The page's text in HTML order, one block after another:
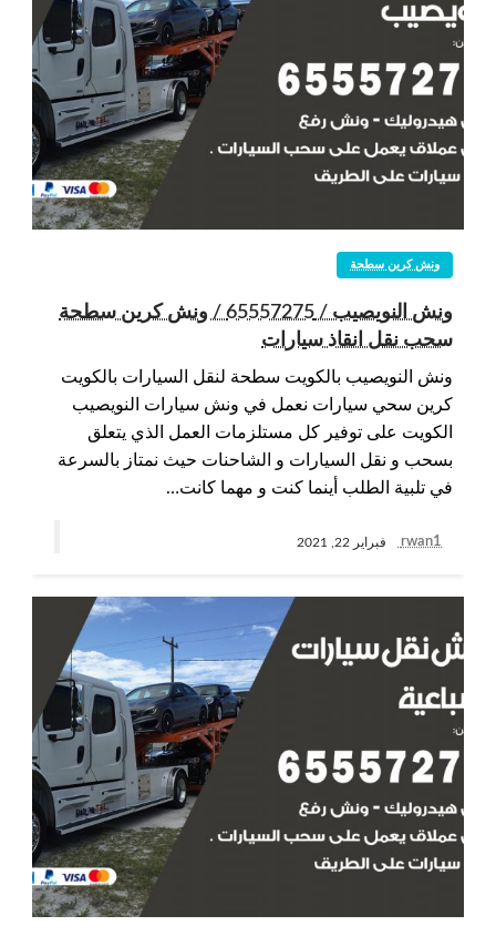
ونش كرين سطحة
ونش النويصيب / 65557275 / ونش كرين سطحة
سحب نقل انقاذ سيارات
ونش النويصيب بالكويت سطحة لنقل السيارات بالكويت
كرين سحي سيارات نعمل في ونش سيارات النويصيب
الكويت على توفير كل مستلزمات العمل الذي يتعلق
بسحب و نقل السيارات و الشاحنات حيث نمتاز بالسرعة
في تلبية الطلب أينما كنت و مهما كانت…
rwan1 فبراير 22, 2021